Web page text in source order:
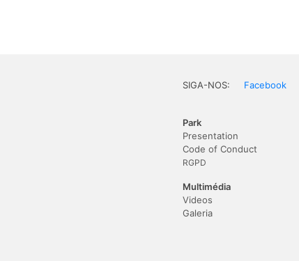
SIGA-NOS: Facebook
Park
Presentation
Code of Conduct
RGPD
Multimédia
Videos
Galeria